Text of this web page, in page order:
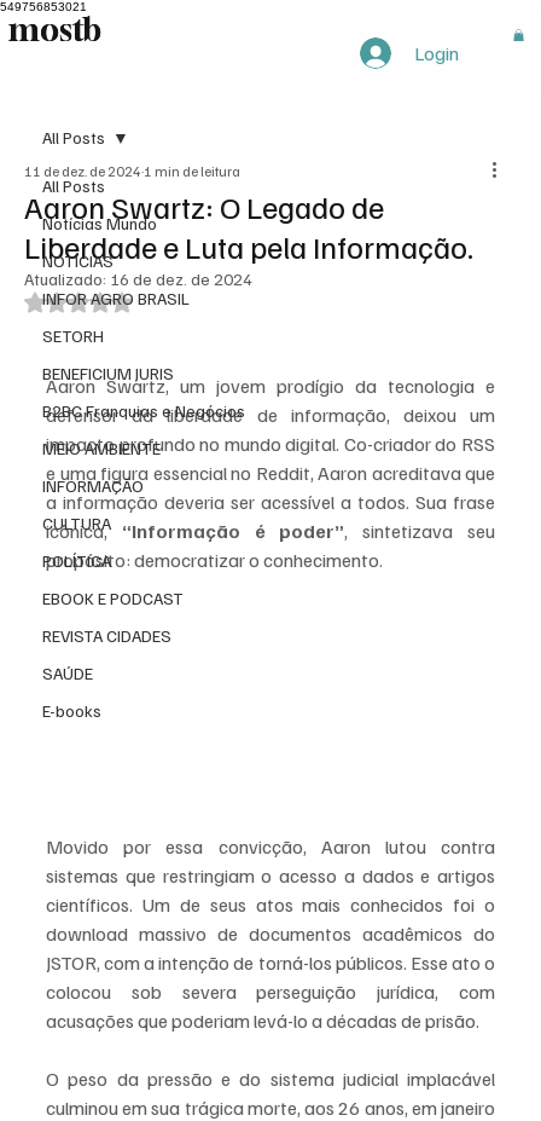
549756853021
mostb
Login
mostb
All Posts
Notícias Mundo
NOTÍCIAS
INFOR AGRO BRASIL
SETORH
BENEFICIUM JURIS
B2BC Franquias e Negócios
MEIO AMBIENTE
INFORMAÇÃO
CULTURA
POLÍTICA
EBOOK E PODCAST
REVISTA CIDADES
SAÚDE
E-books
All Posts
Aaron Swartz: O Legado de
Liberdade e Luta pela Informação.
11 de dez. de 2024 1 min de leitura
Atualizado: 16 de dez. de 2024
Avaliado com NaN de 5 estrelas.
Aaron Swartz, um jovem prodígio da tecnologia e
defensor da liberdade de informação, deixou um
impacto profundo no mundo digital. Co-criador do RSS
e uma figura essencial no Reddit, Aaron acreditava que
a informação deveria ser acessível a todos. Sua frase
icônica, “Informação é poder”, sintetizava seu
propósito: democratizar o conhecimento.
Movido por essa convicção, Aaron lutou contra
sistemas que restringiam o acesso a dados e artigos
científicos. Um de seus atos mais conhecidos foi o
download massivo de documentos acadêmicos do
JSTOR, com a intenção de torná-los públicos. Esse ato o
colocou sob severa perseguição jurídica, com
acusações que poderiam levá-lo a décadas de prisão.
O peso da pressão e do sistema judicial implacável
culminou em sua trágica morte, aos 26 anos, em janeiro